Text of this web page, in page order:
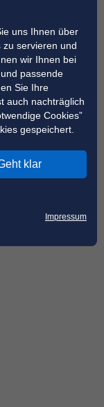
uns Ihnen über
servieren und
wir Ihnen bei
passende
Sie Ihre
auch nachträglich
Cookies”
gespeichert.
klar
Impressum